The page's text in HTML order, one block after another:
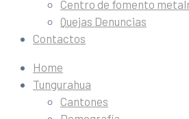
Centro de fomento
Quejas Denuncias
Contactos
Home
Tungurahua
Cantones